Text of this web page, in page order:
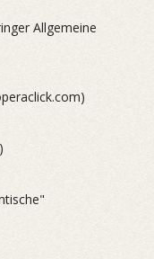
Allgemeine